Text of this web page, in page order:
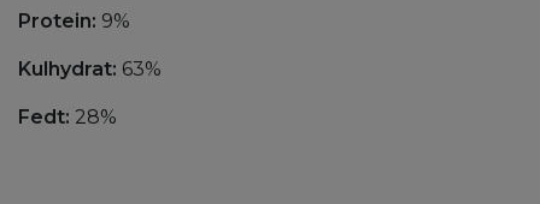
Protein: 9%
Kulhydrat: 63%
Fedt: 28%